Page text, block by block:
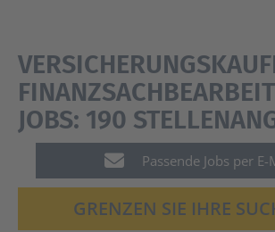
JOBS: 190
Passende Jobs per E-
GRENZEN SIE IHRE